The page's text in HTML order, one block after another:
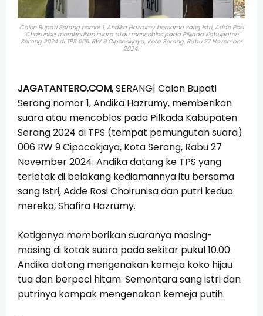
Calon Bupati Serang nomor 1, Andika Hazrumy bersama sang Istri, Adde Rosi
Choirunisa memberikan suara atau mencoblos pada Pilkada Kabupaten
Serang 2024 di TPS 006, RW 9 Cipocokjaya, Kota Serang, Rabu 27 November
2024.
JAGATANTERO.COM,SERANG| Calon Bupati
Serang nomor 1, Andika Hazrumy, memberikan
suara atau mencoblos pada Pilkada Kabupaten
Serang 2024 di TPS (tempat pemungutan suara)
006 RW 9 Cipocokjaya, Kota Serang, Rabu 27
November 2024. Andika datang ke TPS yang
terletak di belakang kediamannya itu bersama
sang Istri, Adde Rosi Choirunisa dan putri kedua
mereka, Shafira Hazrumy.
Ketiganya memberikan suaranya masing-
masing di kotak suara pada sekitar pukul 10.00.
Andika datang mengenakan kemeja koko hijau
tua dan berpeci hitam. Sementara sang istri dan
putrinya kompak mengenakan kemeja putih.